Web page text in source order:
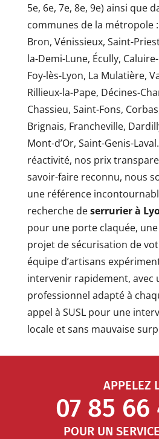
5e, 6e, 7e, 8e, 9e) ainsi que
communes de la métropole
Bron, Vénissieux, Saint-
la-Demi-Lune, Écully,
Foy-lès-Lyon, La Mulatière,
Rillieux-la-Pape, Décines-
Chassieu, Saint-Fons,
Brignais, Francheville,
Mont-d’Or, Saint-Genis-
réactivité, nos prix
savoir-faire reconnu, nous
une référence
recherche deserrurier à
pour une porte claquée,
projet de sécurisation de
équipe d’artisans
intervenir rapidement, avec
professionnel adapté à
appel à SUSL pour une
locale et sans mauvaise
APPELEZ
07 85 66
POUR UN